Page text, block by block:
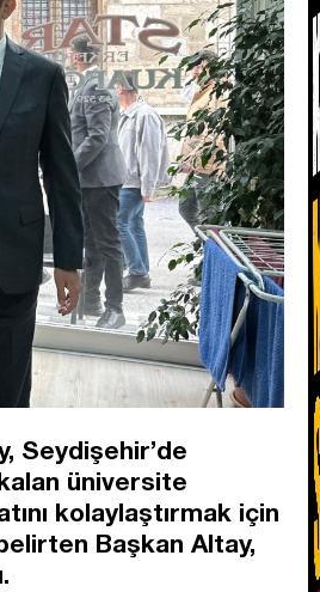
Seydişehir’de
üniversite
kolaylaştırmak için
Başkan Altay,